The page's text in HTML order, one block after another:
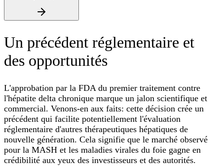
Un précédent réglementaire et
des opportunités
L'approbation par la FDA du premier traitement contre
l'hépatite delta chronique marque un jalon scientifique et
commercial. Venons-en aux faits: cette décision crée un
précédent qui facilite potentiellement l'évaluation
réglementaire d'autres thérapeutiques hépatiques de
nouvelle génération. Cela signifie que le marché observé
pour la MASH et les maladies virales du foie gagne en
crédibilité aux yeux des investisseurs et des autorités.